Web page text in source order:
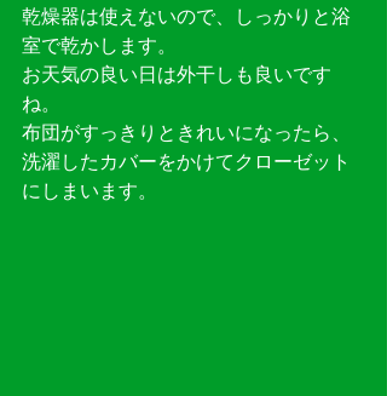
乾燥器は使えないので、しっかりと浴
室で乾かします。
お天気の良い日は外干しも良いです
ね。
布団がすっきりときれいになったら、
洗濯したカバーをかけてクローゼット
にしまいます。